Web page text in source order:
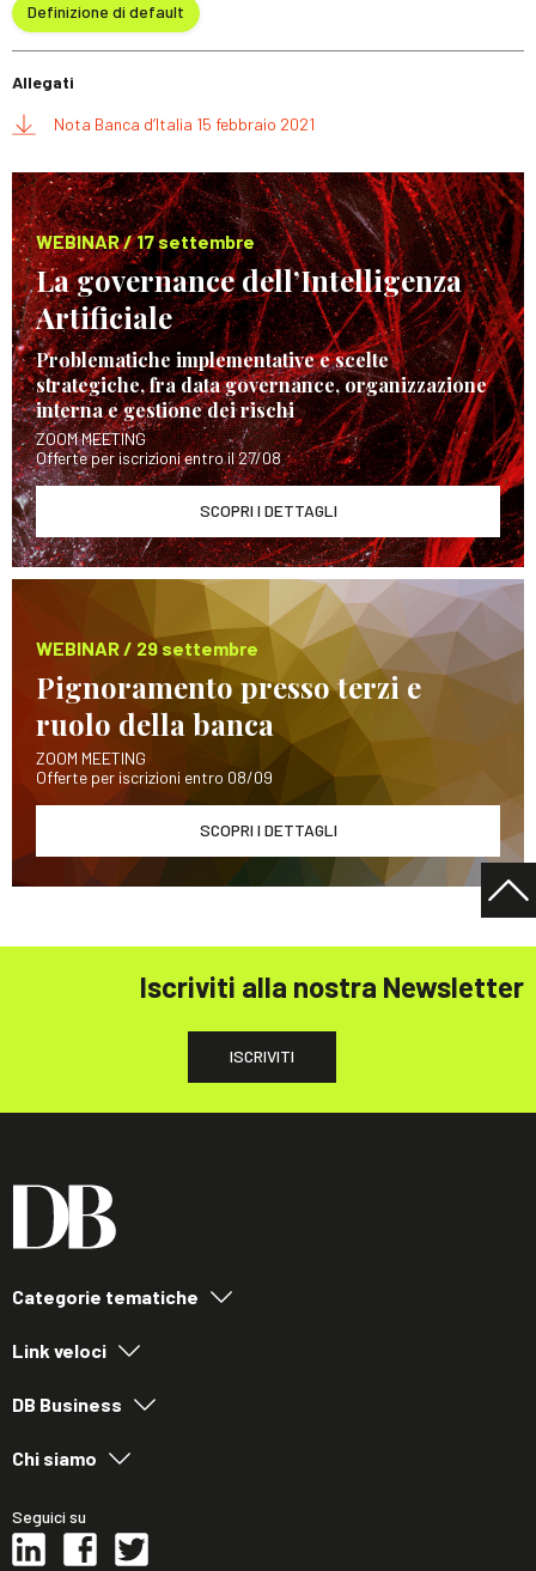
Definizione di default
Allegati
Nota Banca d’Italia 15 febbraio 2021
WEBINAR / 17 settembre
La governance dell’Intelligenza
Artificiale
Problematiche implementative e scelte
strategiche, fra data governance, organizzazione
interna e gestione dei rischi
ZOOM MEETING
Offerte per iscrizioni entro il 27/08
SCOPRI I DETTAGLI
WEBINAR / 29 settembre
Pignoramento presso terzi e
ruolo della banca
ZOOM MEETING
Offerte per iscrizioni entro 08/09
SCOPRI I DETTAGLI
Iscriviti alla nostra Newsletter
ISCRIVITI
Categorie tematiche
Link veloci
DB Business
Chi siamo
Seguici su